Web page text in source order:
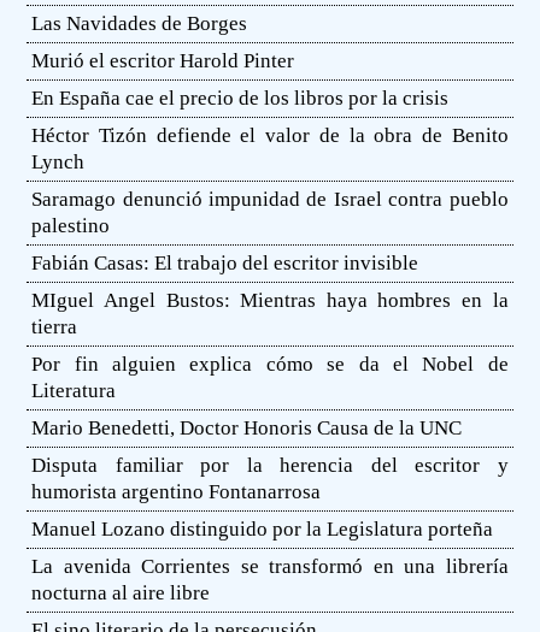
Las Navidades de Borges
Murió el escritor Harold Pinter
En España cae el precio de los libros por la crisis
Héctor Tizón defiende el valor de la obra de Benito
Lynch
Saramago denunció impunidad de Israel contra pueblo
palestino
Fabián Casas: El trabajo del escritor invisible
MIguel Angel Bustos: Mientras haya hombres en la
tierra
Por fin alguien explica cómo se da el Nobel de
Literatura
Mario Benedetti, Doctor Honoris Causa de la UNC
Disputa familiar por la herencia del escritor y
humorista argentino Fontanarrosa
Manuel Lozano distinguido por la Legislatura porteña
La avenida Corrientes se transformó en una librería
nocturna al aire libre